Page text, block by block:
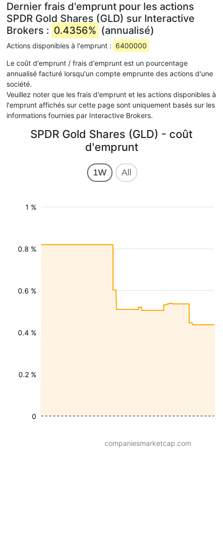
Dernier frais d'emprunt pour les actions
SPDR Gold Shares (GLD) sur Interactive
Brokers : 0.4356% (annualisé)
Actions disponibles à l'emprunt : 6400000
Le coût d'emprunt / frais d'emprunt est un pourcentage
annualisé facturé lorsqu'un compte emprunte des actions d'une
société.
Veuillez noter que les frais d'emprunt et les actions disponibles à
l'emprunt affichés sur cette page sont uniquement basés sur les
informations fournies par Interactive Brokers.
SPDR Gold Shares (GLD) - coût
d'emprunt
1W All
0.2 %
0.4 %
0.6 %
0.8 %
1 %
0
companiesmarketcap.com